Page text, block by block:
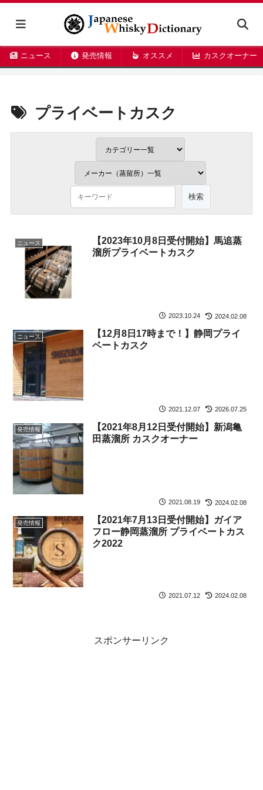
ニュース 発売情報 オススメ カスクオーナー
プライベートカスク
ニュース
【2023年10月8日受付開始】馬追蒸
溜所プライベートカスク
2023.10.24 2024.02.08
ニュース
【12月8日17時まで！】静岡プライ
ベートカスク
2021.12.07 2026.07.25
発売情報
【2021年8月12日受付開始】新潟亀
田蒸溜所 カスクオーナー
2021.08.19 2024.02.08
発売情報
【2021年7月13日受付開始】ガイア
フロー静岡蒸溜所 プライベートカス
ク2022
2021.07.12 2024.02.08
スポンサーリンク